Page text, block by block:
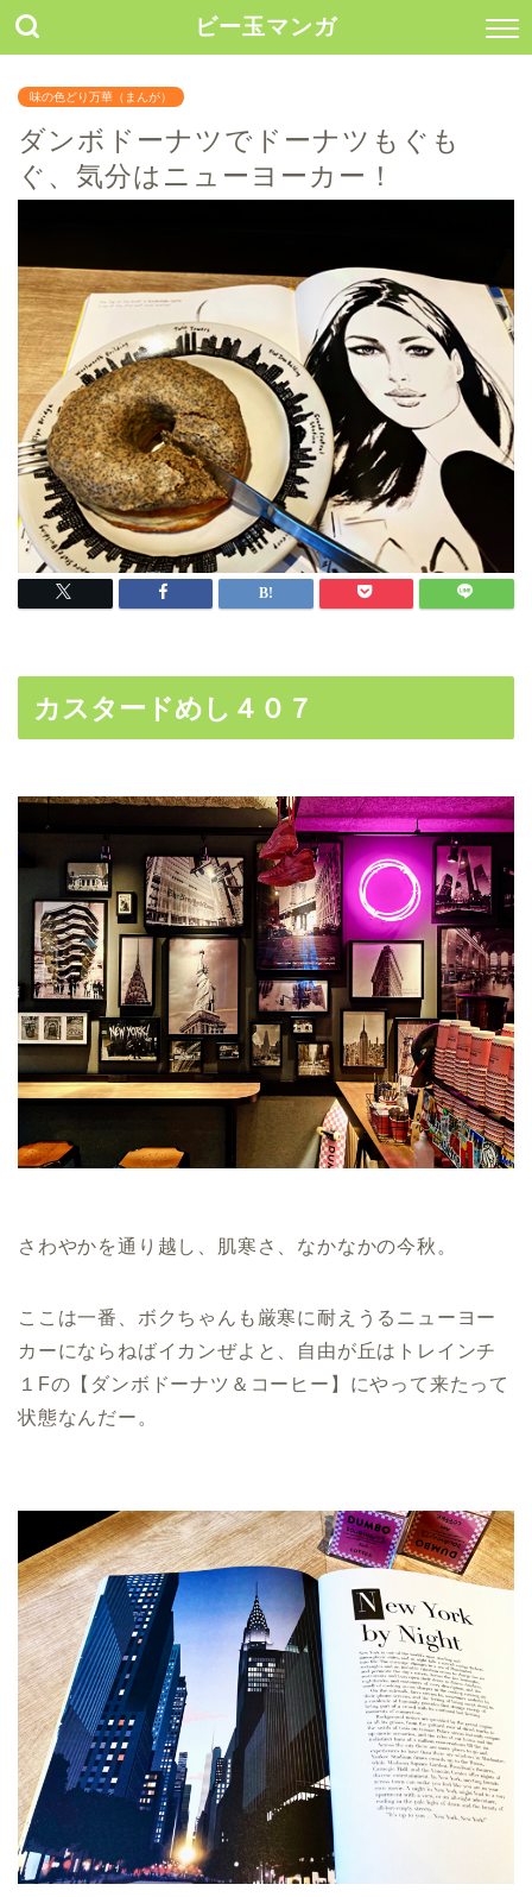
ビー玉マンガ
味の色どり万華（まんが）
ダンボドーナツでドーナツもぐも
ぐ、気分はニューヨーカー！
カスタードめし４０７
さわやかを通り越し、肌寒さ、なかなかの今秋。
ここは一番、ボクちゃんも厳寒に耐えうるニューヨー
カーにならねばイカンぜよと、自由が丘はトレインチ
１Fの【ダンボドーナツ＆コーヒー】にやって来たって
状態なんだー。